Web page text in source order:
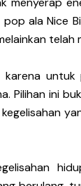
ala Nice
telah
Pilihan ini